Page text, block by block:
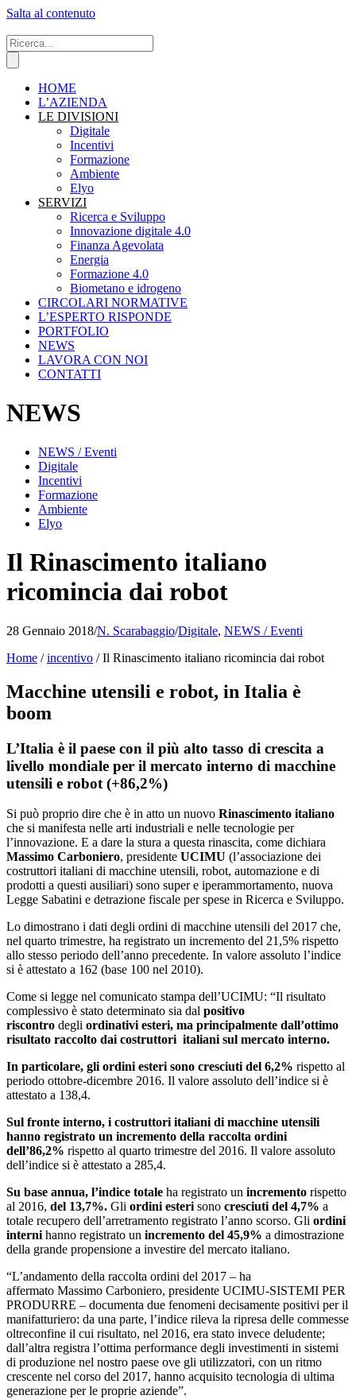
Salta al contenuto
HOME
L’AZIENDA
LE DIVISIONI
Digitale
Incentivi
Formazione
Ambiente
Elyo
SERVIZI
Ricerca e Sviluppo
Innovazione digitale 4.0
Finanza Agevolata
Energia
Formazione 4.0
Biometano e idrogeno
CIRCOLARI NORMATIVE
L’ESPERTO RISPONDE
PORTFOLIO
NEWS
LAVORA CON NOI
CONTATTI
NEWS
NEWS / Eventi
Digitale
Incentivi
Formazione
Ambiente
Elyo
Il Rinascimento italiano
ricomincia dai robot
28 Gennaio 2018/N. Scarabaggio/Digitale, NEWS / Eventi
Home /incentivo /Il Rinascimento italiano ricomincia dai robot
Macchine utensili e robot, in Italia è
boom
L’Italia è il paese con il più alto tasso di crescita a
livello mondiale per il mercato interno di macchine
utensili e robot (+86,2%)
Si può proprio dire che è in atto un nuovo Rinascimento italiano
che si manifesta nelle arti industriali e nelle tecnologie per
l’innovazione. E a dare la stura a questa rinascita, come dichiara
Massimo Carboniero, presidente UCIMU (l’associazione dei
costruttori italiani di macchine utensili, robot, automazione e di
prodotti a questi ausiliari) sono super e iperammortamento, nuova
Legge Sabatini e detrazione fiscale per spese in Ricerca e Sviluppo.
Lo dimostrano i dati degli ordini di macchine utensili del 2017 che,
nel quarto trimestre, ha registrato un incremento del 21,5% rispetto
allo stesso periodo dell’anno precedente. In valore assoluto l’indice
si è attestato a 162 (base 100 nel 2010).
Come si legge nel comunicato stampa dell’UCIMU: “Il risultato
complessivo è stato determinato sia dal positivo
riscontro degli ordinativi esteri, ma principalmente dall’ottimo
risultato raccolto dai costruttori italiani sul mercato interno.
In particolare, gli ordini esteri sono cresciuti del 6,2% rispetto al
periodo ottobre-dicembre 2016. Il valore assoluto dell’indice si è
attestato a 138,4.
Sul fronte interno, i costruttori italiani di macchine utensili
hanno registrato un incremento della raccolta ordini
dell’86,2% rispetto al quarto trimestre del 2016. Il valore assoluto
dell’indice si è attestato a 285,4.
Su base annua, l’indice totale ha registrato un incremento rispetto
al 2016, del 13,7%. Gli ordini esteri sono cresciuti del 4,7% a
totale recupero dell’arretramento registrato l’anno scorso. Gli ordini
interni hanno registrato un incremento del 45,9% a dimostrazione
della grande propensione a investire del mercato italiano.
“L’andamento della raccolta ordini del 2017 – ha
affermato Massimo Carboniero, presidente UCIMU-SISTEMI PER
PRODURRE – documenta due fenomeni decisamente positivi per il
manifatturiero: da una parte, l’indice rileva la ripresa delle commesse
oltreconfine il cui risultato, nel 2016, era stato invece deludente;
dall’altra registra l’ottima performance degli investimenti in sistemi
di produzione nel nostro paese ove gli utilizzatori, con un ritmo
crescente nel corso del 2017, hanno acquisito tecnologia di ultima
generazione per le proprie aziende”.